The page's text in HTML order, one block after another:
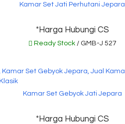
Kamar Set Jati Perhutani Jepara
*Harga Hubungi CS
Ready Stock/ GMB-J 527
Kamar Set Gebyok Jati Jepara
*Harga Hubungi CS